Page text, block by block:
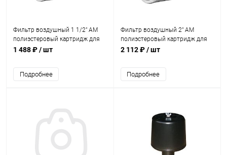
Фильтр воздушный 1 1/2" AM
полиэстеровый картридж для
компр. 0,75кВт (AFLR50)
1 488 ₽/ шт
Подробнее
Фильтр воздушный 2" AM
полиэстеровый картридж для
компр. 1,1-2,2кВт (AFLR60)
2 112 ₽/ шт
Подробнее